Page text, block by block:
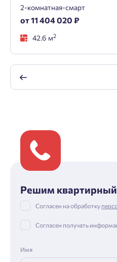
2-комнатная-смарт
от 11 404 020 ₽
42.6 м2
Решим
Согласен на обработку
Согласен получать
Имя